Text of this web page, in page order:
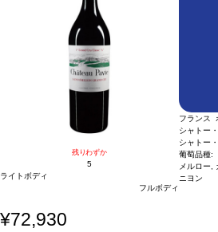
クリストファー・カーペンター（ワインメーカー）
ヴィニヨン, 9%メルロー
ど、2021ヴィンテージは多くの物語を秘めている
チョコレートで覆われたエスプレッソ豆、アジア
た鮮やかな果実味が際立っている。素晴らしいヴ
クリストファー・カーペンター（ワインメーカー）
ヴィニヨン, 9%メルロー
残りわずか
5
ライトボディ
フルボディ
フランス
シャトー
シャトー
葡萄品種:
メルロー,
ニヨン
¥72,930